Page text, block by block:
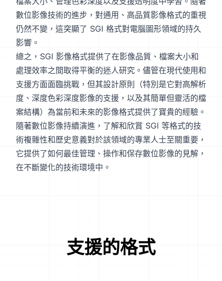
數位影像技術的進步，對通用、高品質影像格式的重視
仍然不變，這突顯了 SGI 格式對電腦圖形領域的持久
影響。
總之，SGI 影像格式提供了在影像品質、檔案大小和
處理效率之間取得平衡的迷人研究。儘管在現代使用和
支援方面面臨挑戰，但其設計原則（特別是它對高解析
度、深度色彩深度影像的支援，以及其簡單但靈活的檔
案結構）為當前和未來的影像格式提供了寶貴的經驗。
隨著數位影像持續演進，了解和欣賞 SGI 等格式的技
術複雜性和歷史意義對於該領域的專業人士至關重要，
它提供了如何最佳管理、操作和保存數位影像的見解，
在不斷變化的技術環境中。
支援的格式